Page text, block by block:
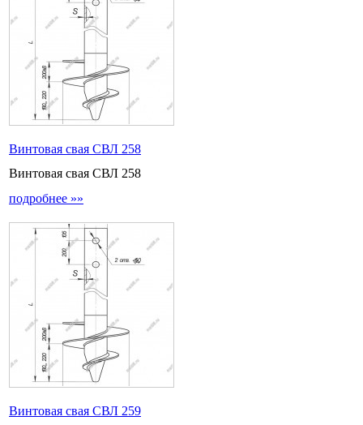
Винтовая свая СВЛ 258
Винтовая свая СВЛ 258
подробнее »»
Винтовая свая СВЛ 259